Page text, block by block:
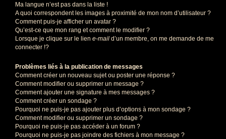
Ma langue n’est pas dans la liste !
A quoi correspondent les images à proximité de mon nom d’utilisateur ?
Comment puis-je afficher un avatar ?
Qu’est-ce que mon rang et comment le modifier ?
Lorsque je clique sur le lien e-mail d’un membre, on me demande de me
connecter !?
Problèmes liés à la publication de messages
Comment créer un nouveau sujet ou poster une réponse ?
Comment modifier ou supprimer un message ?
Comment ajouter une signature à mes messages ?
Comment créer un sondage ?
Pourquoi ne puis-je pas ajouter plus d’options à mon sondage ?
Comment modifier ou supprimer un sondage ?
Pourquoi ne puis-je pas accéder à un forum ?
Pourquoi ne puis-je pas joindre des fichiers à mon message ?